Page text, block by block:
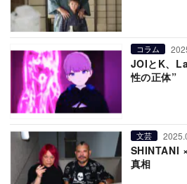
コラム
JOIとK、
性の正体”
文芸
SHINTANI
真相